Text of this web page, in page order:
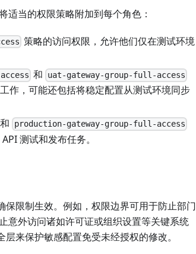
适当的权限策略附加到每个角色：
策略的访问权限，允许他们仅在测试环境
和 uat-gateway-group-full-access
作，可能还包括将稳定配置从测试环境同步
和 production-gateway-group-full-access
测试和发布任务。
限制生效。例如，权限边界可用于防止部门
意外访问诸如许可证或组织设置等关键系统
来保护敏感配置免受未经授权的修改。